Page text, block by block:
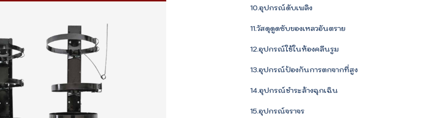
10.อุปกรณ์ดับเพลิง
11.วัสดุดูดซับของเหลวอันตราย
12.อุปกรณ์ใช้ในห้องคลีนรูม
13.อุปกรณ์ป้องกันการตกจากที่สูง
14.อุปกรณ์ชำระล้างฉุกเฉิน
15.อุปกรณ์จราจร